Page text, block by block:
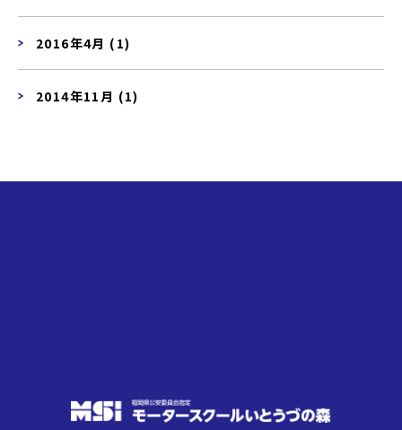
2016年4月 (1)
2014年11月 (1)